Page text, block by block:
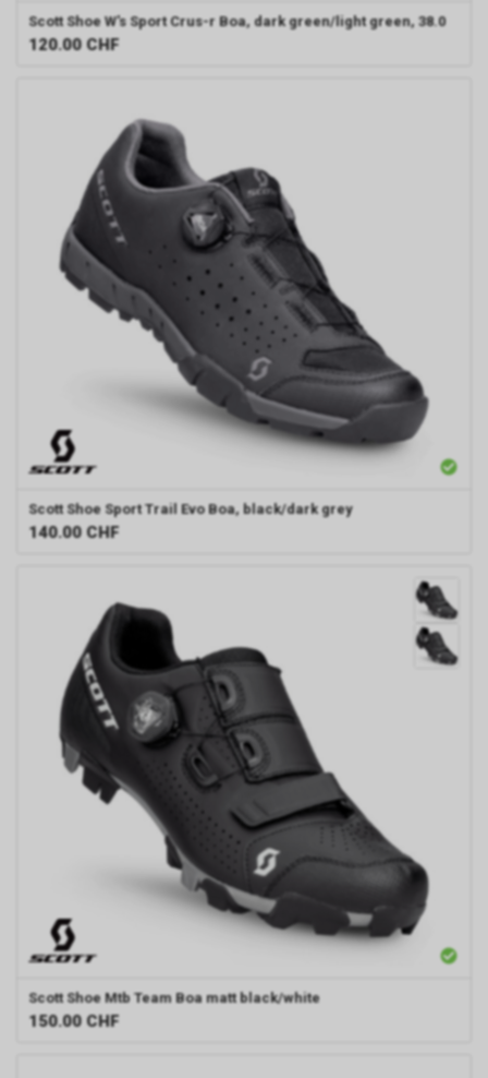
Scott Shoe W's Sport Crus-r Boa, dark green/light green, 38.0
120.00 CHF
Scott Shoe Sport Trail Evo Boa, black/dark grey
140.00 CHF
Scott Shoe Mtb Team Boa matt black/white
150.00 CHF